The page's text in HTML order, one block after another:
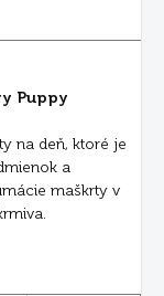
Puppy
na deň, ktoré je
a
maškrty v